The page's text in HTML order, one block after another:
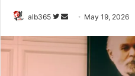
alb365
Follow
Twitter
Send
email
May 19, 2026